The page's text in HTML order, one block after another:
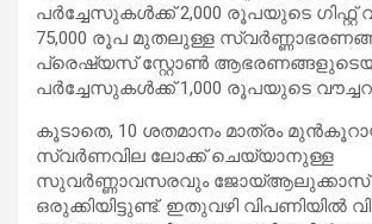
പർച്ചേസുകൾക്ക് 2,000 രൂപയുടെ ഗിഫ്റ്റ്
75,000 രൂപ മുതലുള്ള
പ്രെഷ്യസ് സ്റ്റോൺ
പർച്ചേസുകൾക്ക് 1,000 രൂപയുടെ
കൂടാതെ, 10 ശതമാനം മാത്രം
സ്വർണവില ലോക്ക് ചെയ്യാനുള്ള
സുവർണ്ണാവസരവും ജോയ്ആലുക്കാസ്
ഒരുക്കിയിട്ടുണ്ട്. ഇതുവഴി വിപണിയിൽ